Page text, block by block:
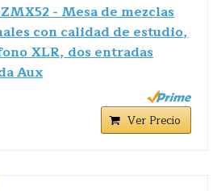
- Mesa de mezclas
con calidad de estudio,
XLR, dos entradas
Aux
Ver Precio